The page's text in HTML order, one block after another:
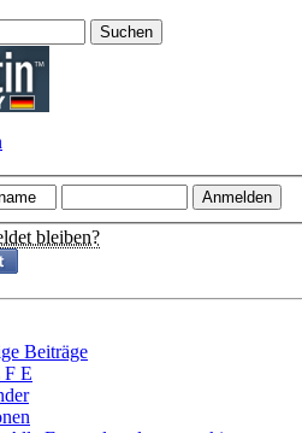
Suchen
bleiben?
Beiträge
E